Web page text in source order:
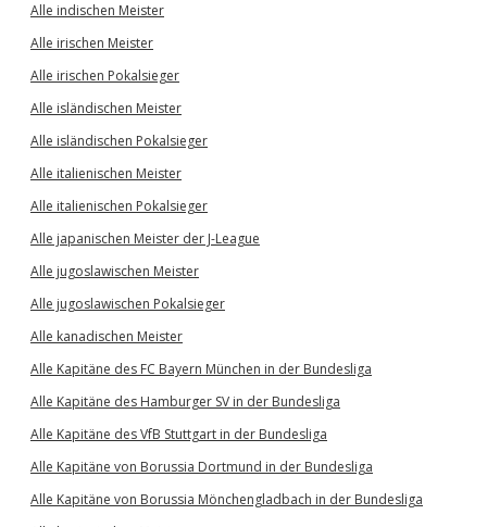
Alle indischen Meister
Alle irischen Meister
Alle irischen Pokalsieger
Alle isländischen Meister
Alle isländischen Pokalsieger
Alle italienischen Meister
Alle italienischen Pokalsieger
Alle japanischen Meister der J-League
Alle jugoslawischen Meister
Alle jugoslawischen Pokalsieger
Alle kanadischen Meister
Alle Kapitäne des FC Bayern München in der Bundesliga
Alle Kapitäne des Hamburger SV in der Bundesliga
Alle Kapitäne des VfB Stuttgart in der Bundesliga
Alle Kapitäne von Borussia Dortmund in der Bundesliga
Alle Kapitäne von Borussia Mönchengladbach in der Bundesliga